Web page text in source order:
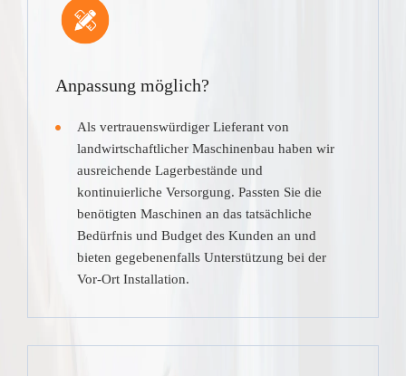
Anpassung möglich?
Als vertrauenswürdiger Lieferant von
landwirtschaftlicher Maschinenbau haben wir
ausreichende Lagerbestände und
kontinuierliche Versorgung. Passten Sie die
benötigten Maschinen an das tatsächliche
Bedürfnis und Budget des Kunden an und
bieten gegebenenfalls Unterstützung bei der
Vor-Ort Installation.